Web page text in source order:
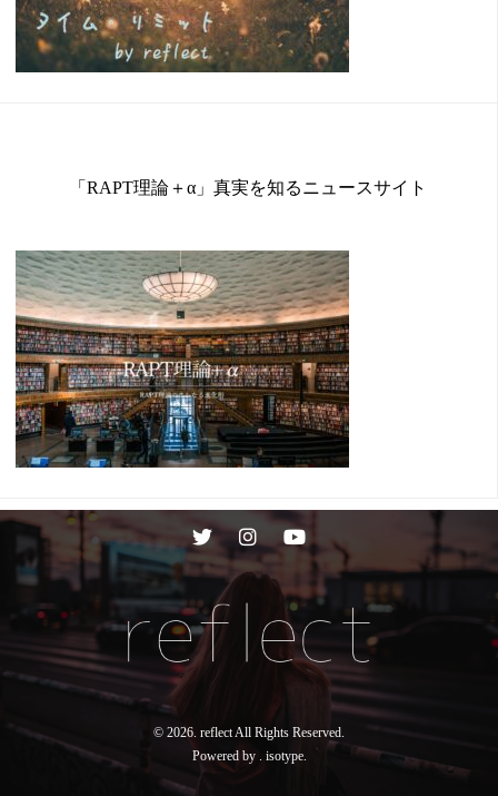
「RAPT理論＋α」真実を知るニュースサイト
© 2026. reflect All Rights Reserved.
Powered by . isotype.